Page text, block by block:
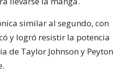
similar al segundo, con
y logró resistir la potencia
de Taylor Johnson y Peyton